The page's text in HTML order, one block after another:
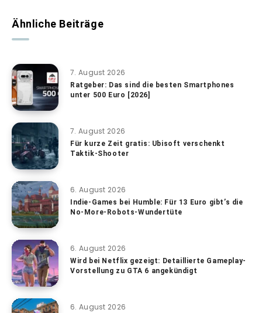
Ähnliche Beiträge
7. August 2026
Ratgeber: Das sind die besten Smartphones
unter 500 Euro [2026]
7. August 2026
Für kurze Zeit gratis: Ubisoft verschenkt
Taktik-Shooter
6. August 2026
Indie-Games bei Humble: Für 13 Euro gibt’s die
No-More-Robots-Wundertüte
6. August 2026
Wird bei Netflix gezeigt: Detaillierte Gameplay-
Vorstellung zu GTA 6 angekündigt
6. August 2026